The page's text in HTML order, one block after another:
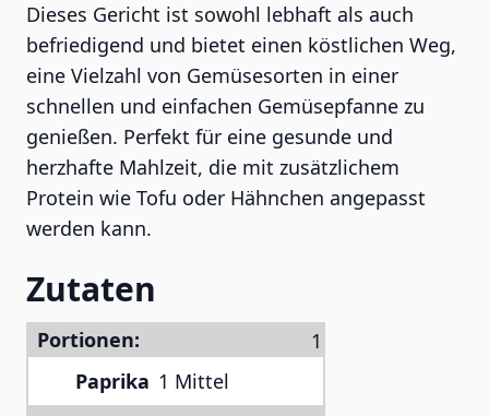
Dieses Gericht ist sowohl lebhaft als auch
befriedigend und bietet einen köstlichen Weg,
eine Vielzahl von Gemüsesorten in einer
schnellen und einfachen Gemüsepfanne zu
genießen. Perfekt für eine gesunde und
herzhafte Mahlzeit, die mit zusätzlichem
Protein wie Tofu oder Hähnchen angepasst
werden kann.
Zutaten
Portionen:
Paprika 1 Mittel